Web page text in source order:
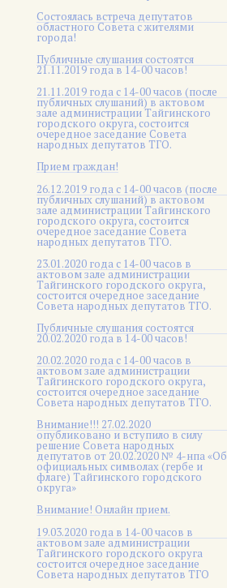
Состоялась встреча депутатов
областного Совета с жителями
города!
Публичные слушания состоятся
21.11.2019 года в 14-00 часов!
21.11.2019 года с 14-00 часов (после
публичных слушаний) в актовом
зале администрации Тайгинского
городского округа, состоится
очередное заседание Совета
народных депутатов ТГО.
Прием граждан!
26.12.2019 года с 14-00 часов (после
публичных слушаний) в актовом
зале администрации Тайгинского
городского округа, состоится
очередное заседание Совета
народных депутатов ТГО.
23.01.2020 года с 14-00 часов в
актовом зале администрации
Тайгинского городского округа,
состоится очередное заседание
Совета народных депутатов ТГО.
Публичные слушания состоятся
20.02.2020 года в 14-00 часов!
20.02.2020 года с 14-00 часов в
актовом зале администрации
Тайгинского городского округа,
состоится очередное заседание
Совета народных депутатов ТГО.
Внимание!!! 27.02.2020
опубликовано и вступило в силу
решение Совета народных
депутатов от 20.02.2020 № 4-нпа «Об
официальных символах (гербе и
флаге) Тайгинского городского
округа»
Внимание! Онлайн прием.
19.03.2020 года в 14-00 часов в
актовом зале администрации
Тайгинского городского округа
состоится очередное заседание
Совета народных депутатов ТГО